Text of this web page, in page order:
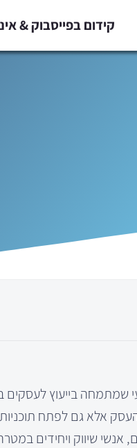
קידום בפייסבוק &
שמתמחה בייעוץ לעסקים
אלא גם לפתח
אנשי שיווק ויחידים